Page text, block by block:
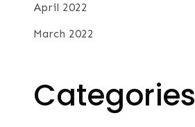
April 2022
March 2022
Categories